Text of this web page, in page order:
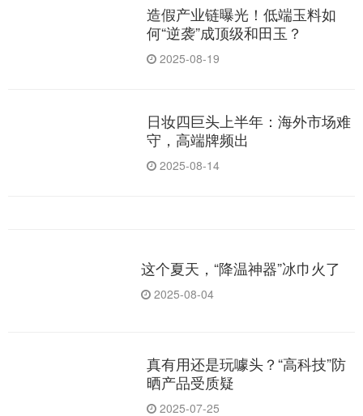
造假产业链曝光！低端玉料如
何“逆袭”成顶级和田玉？
2025-08-19
日妆四巨头上半年：海外市场难
守，高端牌频出
2025-08-14
这个夏天，“降温神器”冰巾火了
2025-08-04
真有用还是玩噱头？“高科技”防
晒产品受质疑
2025-07-25